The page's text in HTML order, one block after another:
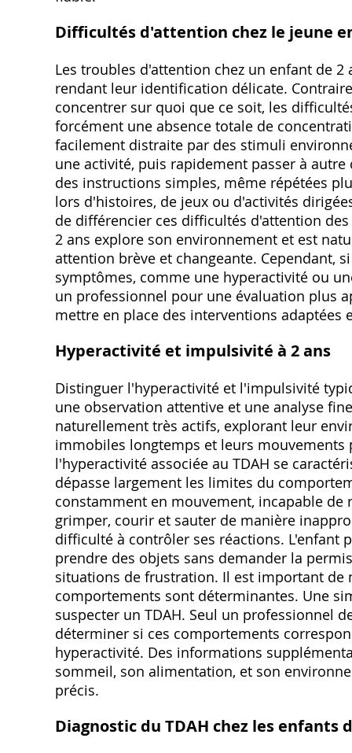
Difficultés d'attention chez le jeune
Les troubles d'attention chez un enfant de
rendant leur identification délicate.
concentrer sur quoi que ce soit, les
forcément une absence totale de
facilement distraite par des stimuli
une activité, puis rapidement passer à
des instructions simples, même répétées
lors d'histoires, de jeux ou d'activités
de différencier ces difficultés d'attention
2 ans explore son environnement et est
attention brève et changeante. Cependant,
symptômes, comme une hyperactivité ou
un professionnel pour une évaluation plus
mettre en place des interventions
Hyperactivité et impulsivité à 2 ans
Distinguer l'hyperactivité et l'impulsivité
une observation attentive et une analyse
naturellement très actifs, explorant leur
immobiles longtemps et leurs mouvements
l'hyperactivité associée au TDAH se
dépasse largement les limites du
constamment en mouvement, incapable de
grimper, courir et sauter de manière
difficulté à contrôler ses réactions. L'enfant
prendre des objets sans demander la
situations de frustration. Il est important de
comportements sont déterminantes. Une
suspecter un TDAH. Seul un professionnel
déterminer si ces comportements
hyperactivité. Des informations
sommeil, son alimentation, et son
précis.
Diagnostic du TDAH chez les enfants